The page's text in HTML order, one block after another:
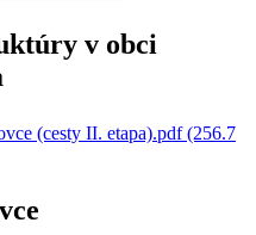
v obci
(cesty II. etapa).pdf (256.7